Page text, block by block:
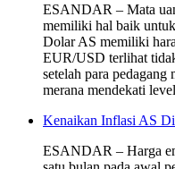
ESANDAR – Mata
memiliki hal baik
Dolar AS memiliki
EUR/USD terlihat
setelah para
merana mendekati
Kenaikan Inflasi AS
ESANDAR – Harga